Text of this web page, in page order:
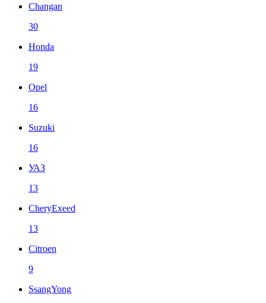
Changan
30
Honda
19
Opel
16
Suzuki
16
УАЗ
13
CheryExeed
13
Citroen
9
SsangYong